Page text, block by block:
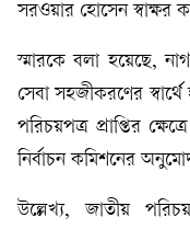
সরওয়ার হোসেন
স্মারকে বলা হয়েছে,
সেবা সহজীকরণের
পরিচয়পত্র প্রাপ্তির
নির্বাচন কমিশনের
উল্লেখ্য, জাতীয়